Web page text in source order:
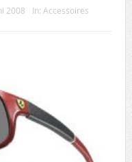
2008 In: Accessoires